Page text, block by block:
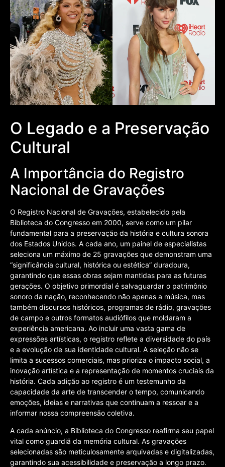
O Legado e a Preservação
Cultural
A Importância do Registro
Nacional de Gravações
O Registro Nacional de Gravações, estabelecido pela
Biblioteca do Congresso em 2000, serve como um pilar
fundamental para a preservação da história e cultura sonora
dos Estados Unidos. A cada ano, um painel de especialistas
seleciona um máximo de 25 gravações que demonstram uma
“significância cultural, histórica ou estética” duradoura,
garantindo que essas obras sejam mantidas para as futuras
gerações. O objetivo primordial é salvaguardar o patrimônio
sonoro da nação, reconhecendo não apenas a música, mas
também discursos históricos, programas de rádio, gravações
de campo e outros formatos audiófilos que moldaram a
experiência americana. Ao incluir uma vasta gama de
expressões artísticas, o registro reflete a diversidade do país
e a evolução de sua identidade cultural. A seleção não se
limita a sucessos comerciais, mas prioriza o impacto social, a
inovação artística e a representação de momentos cruciais da
história. Cada adição ao registro é um testemunho da
capacidade da arte de transcender o tempo, comunicando
emoções, ideias e narrativas que continuam a ressoar e a
informar nossa compreensão coletiva.
A cada anúncio, a Biblioteca do Congresso reafirma seu papel
vital como guardiã da memória cultural. As gravações
selecionadas são meticulosamente arquivadas e digitalizadas,
garantindo sua acessibilidade e preservação a longo prazo.